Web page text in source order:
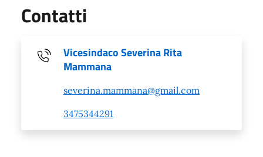
Contatti
Vicesindaco Severina Rita
Mammana
severina.mammana@gmail.com
3475344291